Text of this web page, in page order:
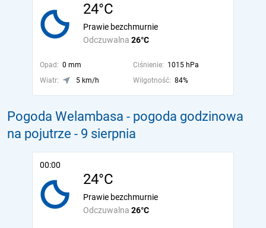
24°C
Odczuwalna 26°C
Prawie bezchmurnie
Opad: 0 mm Ciśnienie: 1015 hPa
Wiatr:
5 km/h Wilgotność: 84%
Pogoda Welambasa - pogoda godzinowa
na pojutrze - 9 sierpnia
00:00
24°C
Odczuwalna 26°C
Prawie bezchmurnie